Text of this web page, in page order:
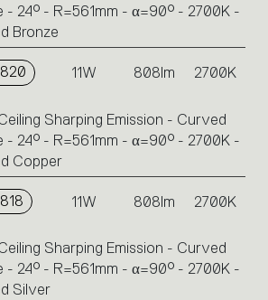
- 24° - R=561mm - α=90° - 2700K -
Bronze
11W 808lm 2700K
Sharping Emission - Curved
- 24° - R=561mm - α=90° - 2700K -
Copper
11W 808lm 2700K
Sharping Emission - Curved
- 24° - R=561mm - α=90° - 2700K -
Silver